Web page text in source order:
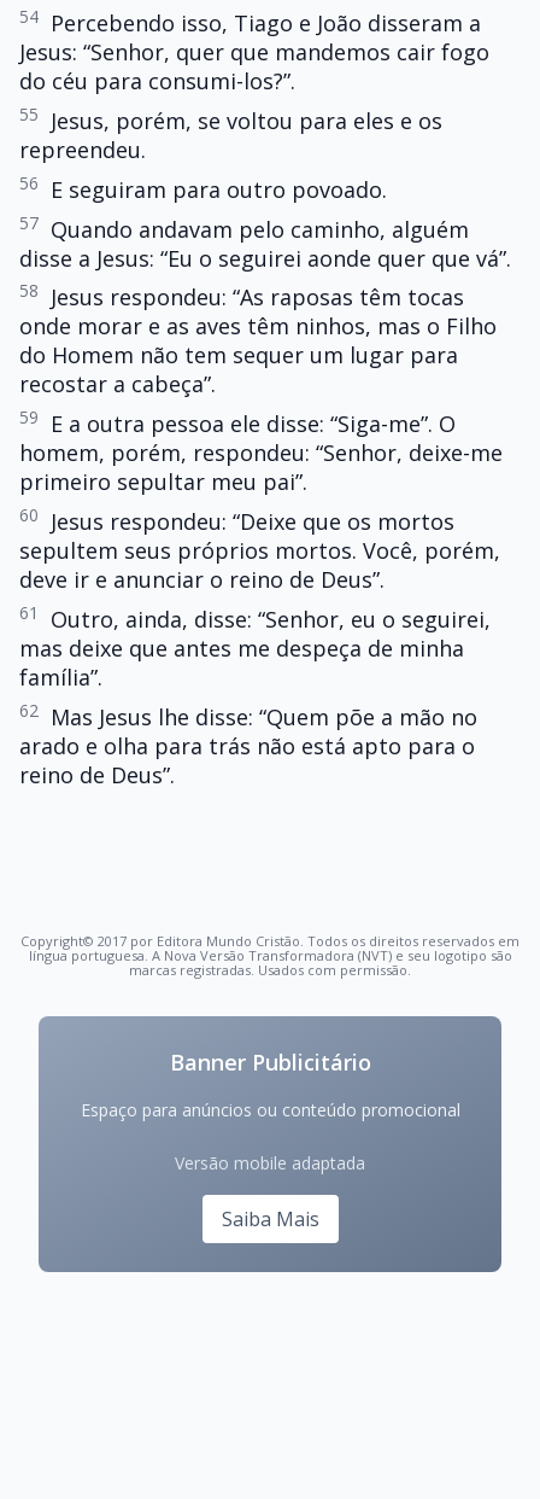
54
Percebendo isso, Tiago e João disseram a
Jesus: “Senhor, quer que mandemos cair fogo
do céu para consumi-los?”.
55
Jesus, porém, se voltou para eles e os
repreendeu.
56 E seguiram para outro povoado.
57 Quando andavam pelo caminho, alguém
disse a Jesus: “Eu o seguirei aonde quer que vá”.
58
Jesus respondeu: “As raposas têm tocas
onde morar e as aves têm ninhos, mas o Filho
do Homem não tem sequer um lugar para
recostar a cabeça”.
59
E a outra pessoa ele disse: “Siga-me”. O
homem, porém, respondeu: “Senhor, deixe-me
primeiro sepultar meu pai”.
60
Jesus respondeu: “Deixe que os mortos
sepultem seus próprios mortos. Você, porém,
deve ir e anunciar o reino de Deus”.
61
Outro, ainda, disse: “Senhor, eu o seguirei,
mas deixe que antes me despeça de minha
família”.
62
Mas Jesus lhe disse: “Quem põe a mão no
arado e olha para trás não está apto para o
reino de Deus”.
Copyright© 2017 por Editora Mundo Cristão. Todos os direitos reservados em
língua portuguesa. A Nova Versão Transformadora (NVT) e seu logotipo são
marcas registradas. Usados com permissão.
Banner Publicitário
Espaço para anúncios ou conteúdo promocional
Versão mobile adaptada
Saiba Mais